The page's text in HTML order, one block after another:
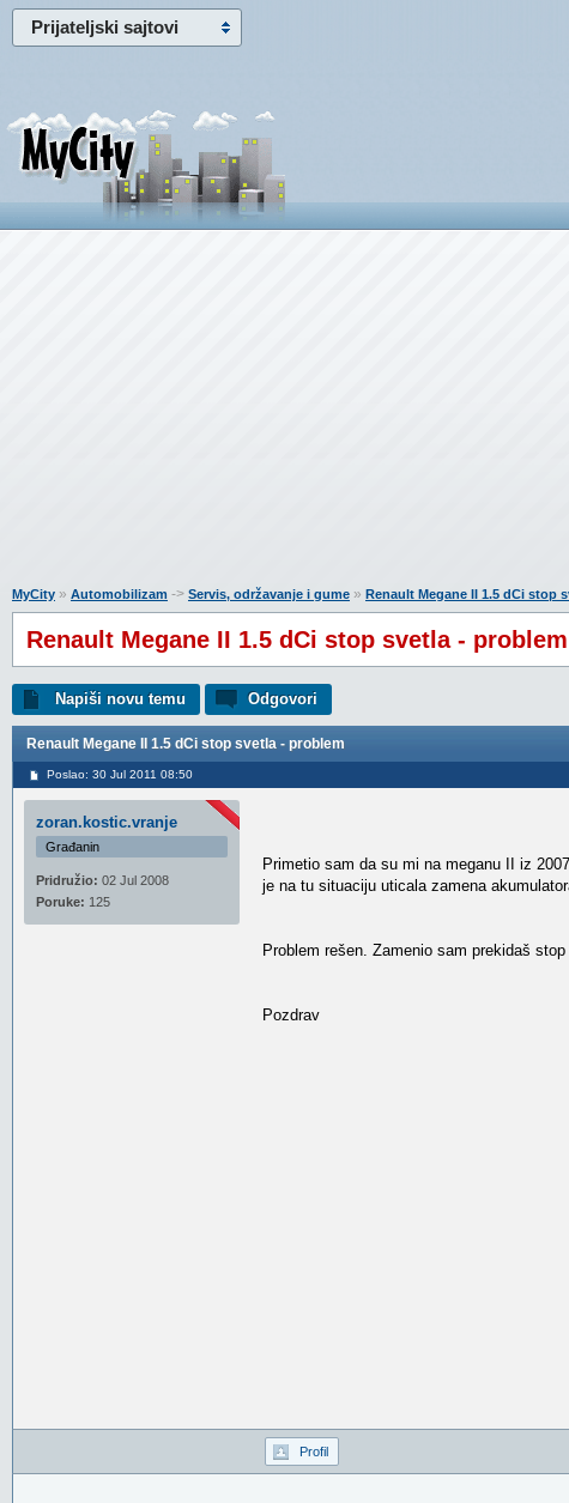
Prijateljski sajtovi
MyCity » Automobilizam -> Servis, održavanje i gume » Renault Megane II 1.5 dCi stop
Renault Megane II 1.5 dCi stop svetla - problem
Napiši novu temu Odgovori
Renault Megane II 1.5 dCi stop svetla - problem
Poslao: 30 Jul 2011 08:50
zoran.kostic.vranje
Građanin
Pridružio: 02 Jul 2008
Poruke: 125
Primetio sam da su mi na meganu II iz
je na tu situaciju uticala zamena
Problem rešen. Zamenio sam prekidaš
Pozdrav
Profil